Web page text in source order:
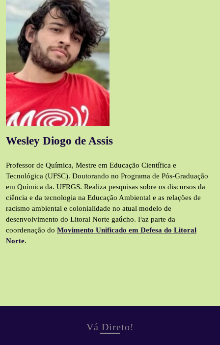
Wesley Diogo de Assis
Professor de Química, Mestre em Educação Científica e
Tecnológica (UFSC). Doutorando no Programa de Pós-Graduação
em Química da. UFRGS. Realiza pesquisas sobre os discursos da
ciência e da tecnologia na Educação Ambiental e as relações de
racismo ambiental e colonialidade no atual modelo de
desenvolvimento do Litoral Norte gaúcho. Faz parte da
coordenação do Movimento Unificado em Defesa do Litoral
Norte.
Vá Direto!